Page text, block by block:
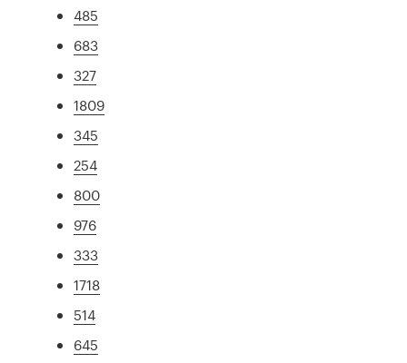
485
683
327
1809
345
254
800
976
333
1718
514
645